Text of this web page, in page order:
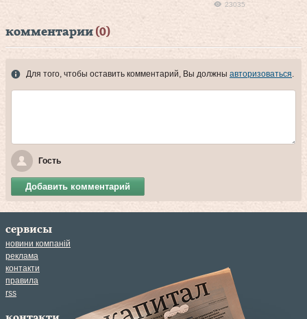
23035
комментарии (0)
Для того, чтобы оставить комментарий, Вы должны авторизоваться.
Гость
Добавить комментарий
сервисы
новини компаній
реклама
контакти
правила
rss